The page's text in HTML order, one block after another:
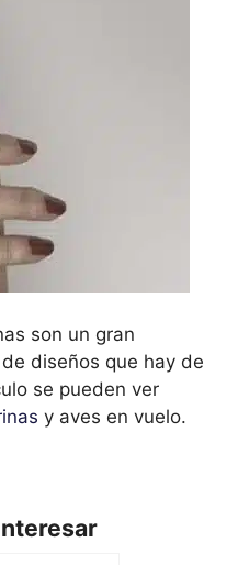
son un gran
diseños que hay de
se pueden ver
y aves en vuelo.